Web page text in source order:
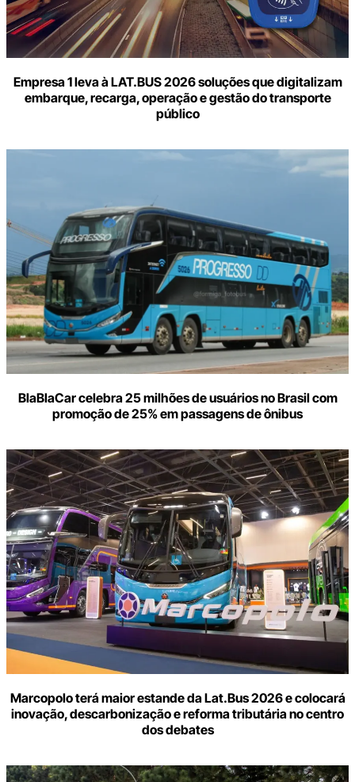
Empresa 1 leva à LAT.BUS 2026 soluções que digitalizam
embarque, recarga, operação e gestão do transporte
público
BlaBlaCar celebra 25 milhões de usuários no Brasil com
promoção de 25% em passagens de ônibus
Marcopolo terá maior estande da Lat.Bus 2026 e colocará
inovação, descarbonização e reforma tributária no centro
dos debates